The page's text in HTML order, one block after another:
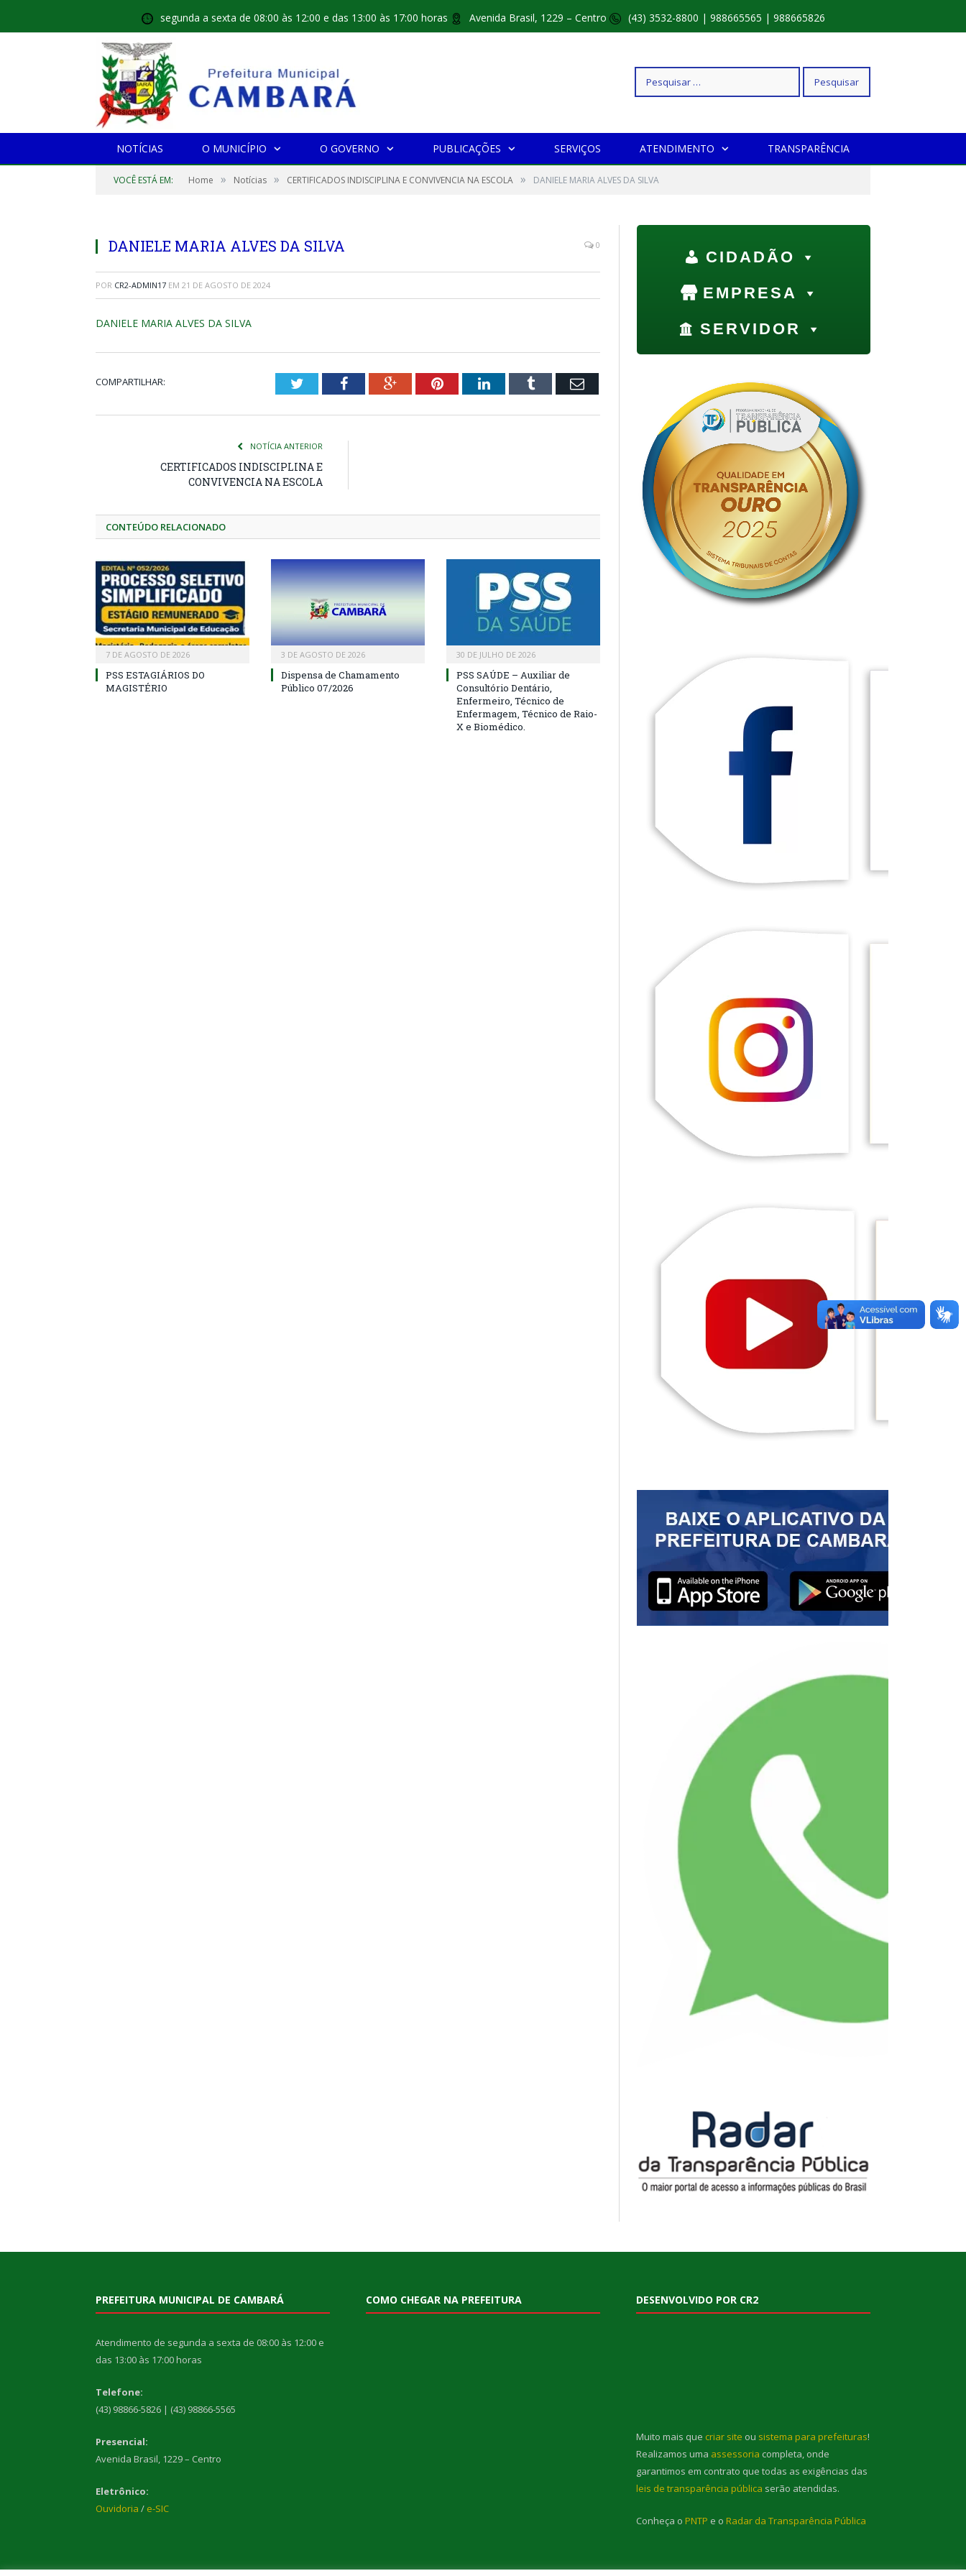
segunda a sexta de 08:00 às 12:00 e das 13:00 às 17:00 horas Avenida Brasil, 1229 – Centro (43) 3532-8800 | 988665565 | 988665826
Pesquisar
por:
NOTÍCIAS O MUNICÍPIO O GOVERNO PUBLICAÇÕES SERVIÇOS ATENDIMENTO TRANSPARÊNCIA
VOCÊ ESTÁ EM: Home » Notícias » CERTIFICADOS INDISCIPLINA E CONVIVENCIA NA ESCOLA » DANIELE MARIA ALVES DA SILVA
DANIELE MARIA ALVES DA SILVA 0
POR CR2-ADMIN17 EM 21 DE AGOSTO DE 2024
DANIELE MARIA ALVES DA SILVA
COMPARTILHAR: TwitterFacebookGoogle+PinterestLinkedInTumblr Email
NOTÍCIA ANTERIOR
CERTIFICADOS INDISCIPLINA E
CONVIVENCIA NA ESCOLA
CONTEÚDO RELACIONADO
7 DE AGOSTO DE 2026
PSS ESTAGIÁRIOS DO
MAGISTÉRIO
3 DE AGOSTO DE 2026
Dispensa de Chamamento
Público 07/2026
30 DE JULHO DE 2026
PSS SAÚDE – Auxiliar de
Consultório Dentário,
Enfermeiro, Técnico de
Enfermagem, Técnico de Raio-
X e Biomédico.
CIDADÃO
EMPRESA
SERVIDOR
PREFEITURA MUNICIPAL DE CAMBARÁ
Atendimento de segunda a sexta de 08:00 às 12:00 e
das 13:00 às 17:00 horas
Telefone:
(43) 98866-5826 | (43) 98866-5565
Presencial:
Avenida Brasil, 1229 – Centro
Eletrônico:
Ouvidoria / e-SIC
COMO CHEGAR NA PREFEITURA DESENVOLVIDO POR CR2
Muito mais que criar site ou sistema para prefeituras!
Realizamos uma assessoria completa, onde
garantimos em contrato que todas as exigências das
leis de transparência pública serão atendidas.
Conheça o PNTP e o Radar da Transparência Pública